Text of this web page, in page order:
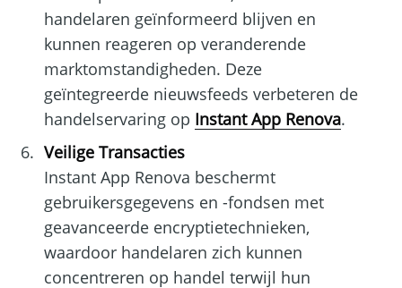
handelaren geïnformeerd blijven en
kunnen reageren op veranderende
marktomstandigheden. Deze
geïntegreerde nieuwsfeeds verbeteren de
handelservaring op Instant App Renova.
Veilige Transacties
Instant App Renova beschermt
gebruikersgegevens en -fondsen met
geavanceerde encryptietechnieken,
waardoor handelaren zich kunnen
concentreren op handel terwijl hun